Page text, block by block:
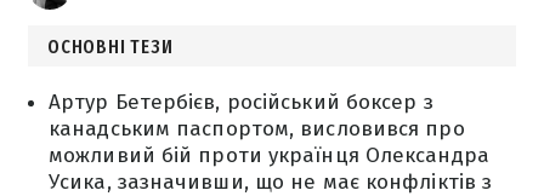
ОСНОВНІ ТЕЗИ
Артур Бетербієв, російський боксер з
канадським паспортом, висловився про
можливий бій проти українця Олександра
Усика, зазначивши, що не має конфліктів з